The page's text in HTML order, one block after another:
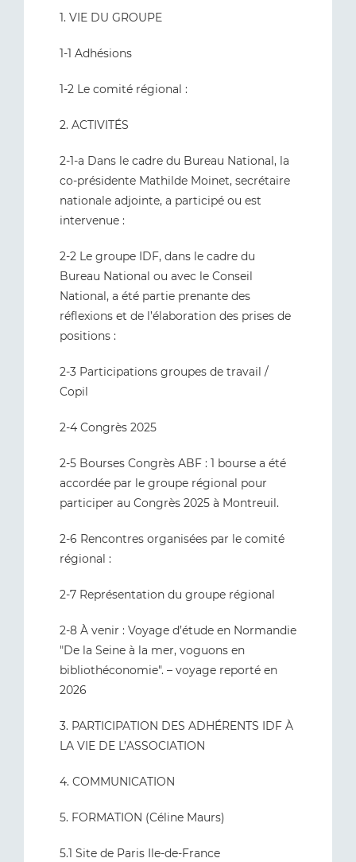
1. VIE DU GROUPE
1-1 Adhésions
1-2 Le comité régional :
2. ACTIVITÉS
2-1-a Dans le cadre du Bureau National, la
co-présidente Mathilde Moinet, secrétaire
nationale adjointe, a participé ou est
intervenue :
2-2 Le groupe IDF, dans le cadre du
Bureau National ou avec le Conseil
National, a été partie prenante des
réflexions et de l’élaboration des prises de
positions :
2-3 Participations groupes de travail /
Copil
2-4 Congrès 2025
2-5 Bourses Congrès ABF : 1 bourse a été
accordée par le groupe régional pour
participer au Congrès 2025 à Montreuil.
2-6 Rencontres organisées par le comité
régional :
2-7 Représentation du groupe régional
2-8 À venir : Voyage d’étude en Normandie
"De la Seine à la mer, voguons en
bibliothéconomie". – voyage reporté en
2026
3. PARTICIPATION DES ADHÉRENTS IDF À
LA VIE DE L’ASSOCIATION
4. COMMUNICATION
5. FORMATION (Céline Maurs)
5.1 Site de Paris Ile-de-France